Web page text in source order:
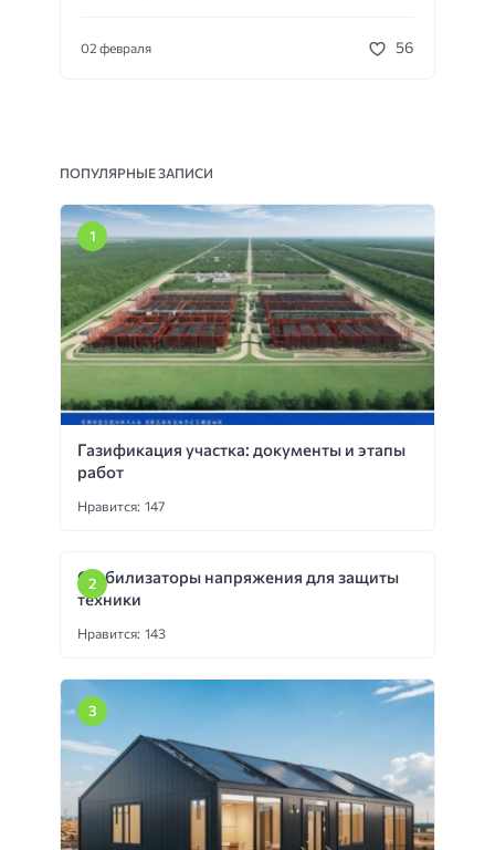
02 февраля 56
ПОПУЛЯРНЫЕ ЗАПИСИ
Газификация участка: документы и этапы
работ
Нравится: 147
Стабилизаторы напряжения для защиты
техники
Нравится: 143